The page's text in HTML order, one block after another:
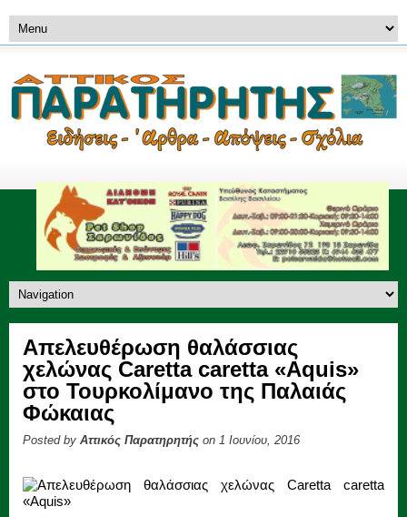
Απελευθέρωση θαλάσσιας
χελώνας Caretta caretta «Aquis»
στο Τουρκολίμανο της Παλαιάς
Φώκαιας
Posted by Αττικός Παρατηρητής on 1 Ιουνίου, 2016